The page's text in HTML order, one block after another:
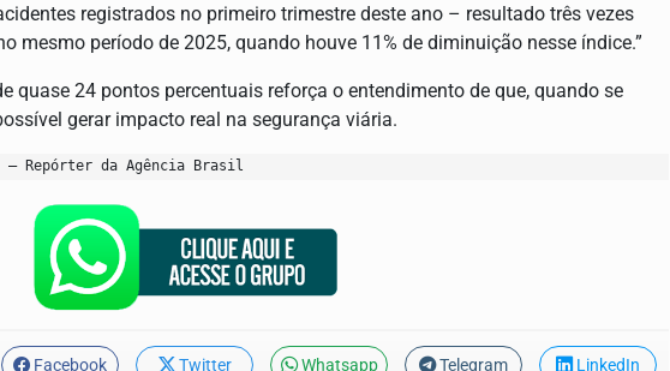
registrados no primeiro trimestre deste ano – resultado três vezes
mesmo período de 2025, quando houve 11% de diminuição nesse índice.”
quase 24 pontos percentuais reforça o entendimento de que, quando se
gerar impacto real na segurança viária.
– Repórter da Agência Brasil
Facebook Twitter Whatsapp Telegram LinkedIn